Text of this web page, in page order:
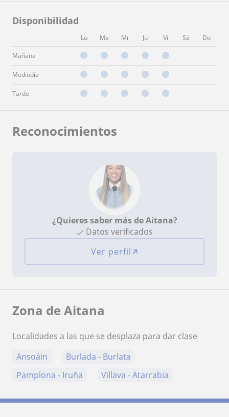
Disponibilidad
Lu Ma Mi Ju Vi Sá Do
Mañana
Mediodía
Tarde
Reconocimientos
¿Quieres saber más de Aitana?
Datos verificados
Ver perfil
Zona de Aitana
Localidades a las que se desplaza para dar clase
Ansoáin
Burlada - Burlata
Pamplona - Iruña
Villava - Atarrabia